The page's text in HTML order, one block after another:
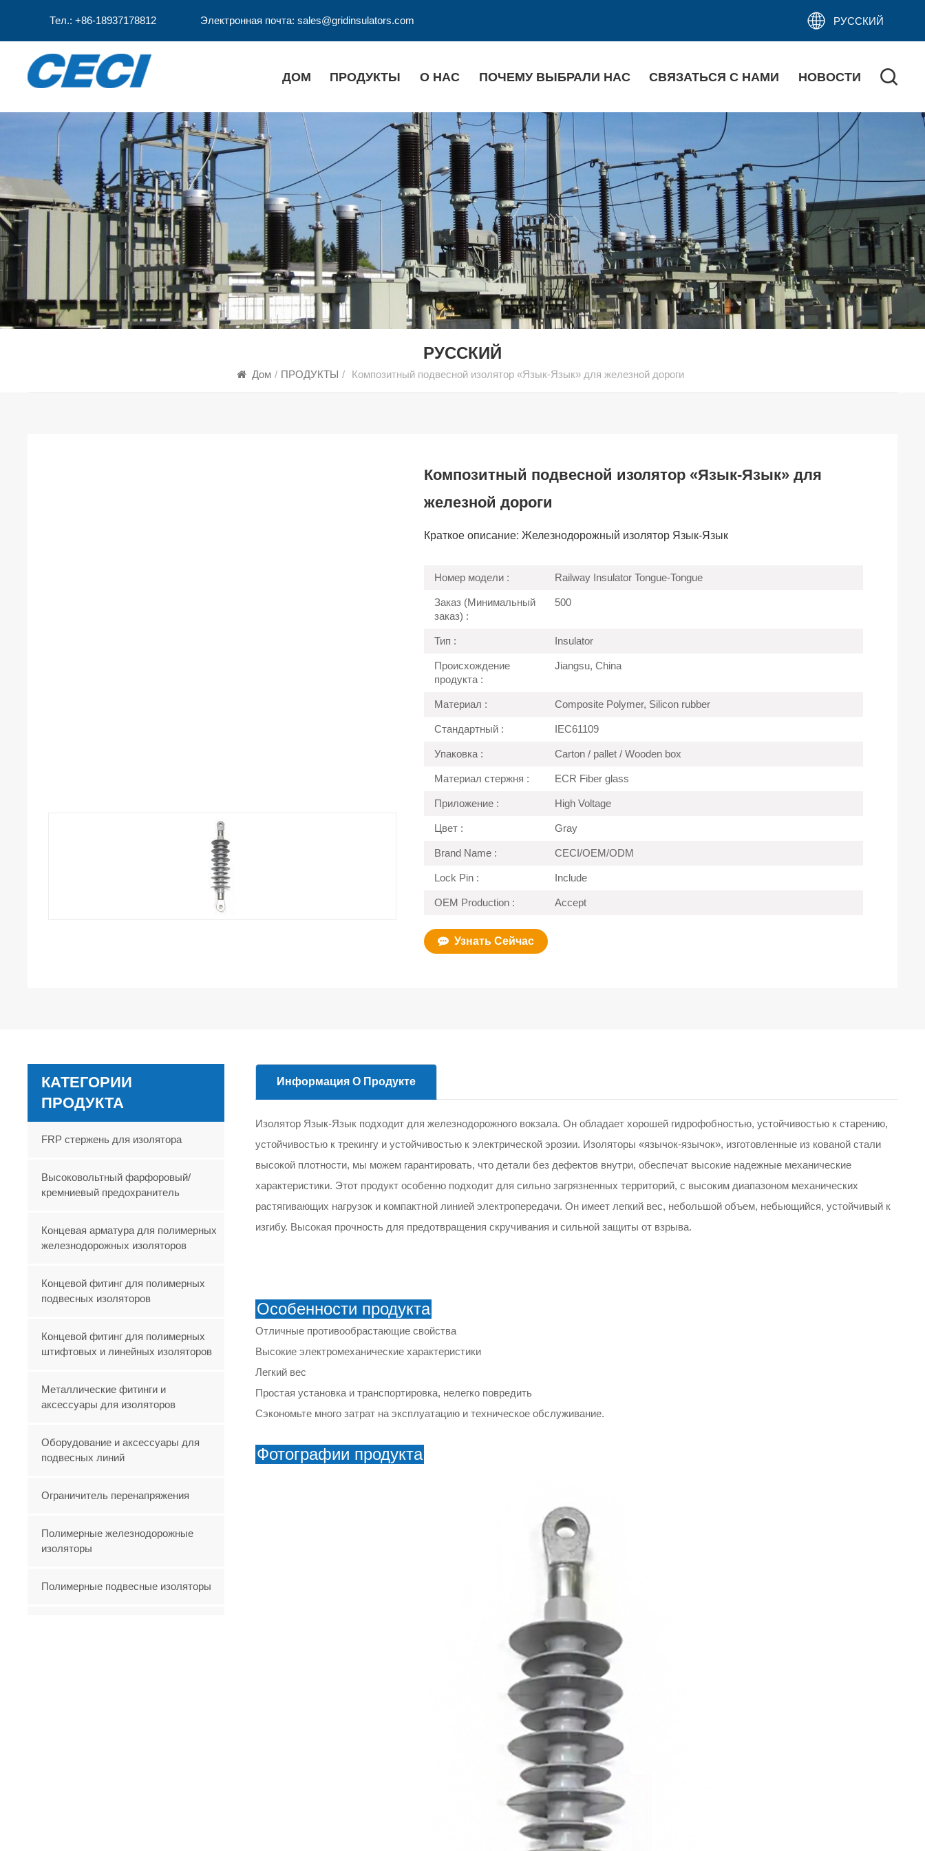
Тел.: +86-18937178812 Электронная почта: sales@gridinsulators.com РУССКИЙ
ДОМ ПРОДУКТЫ О НАС ПОЧЕМУ ВЫБРАЛИ НАС СВЯЗАТЬСЯ С НАМИ НОВОСТИ
РУССКИЙ
Дом / ПРОДУКТЫ / Композитный подвесной изолятор «Язык-Язык» для железной дороги
Композитный подвесной изолятор «Язык-Язык» для
железной дороги
Краткое описание: Железнодорожный изолятор Язык-Язык
Номер модели : Railway Insulator Tongue-Tongue
Заказ (Минимальный
заказ) :
500
Тип : Insulator
Происхождение
продукта :
Jiangsu, China
Материал : Composite Polymer, Silicon rubber
Стандартный : IEC61109
Упаковка : Carton / pallet / Wooden box
Материал стержня : ECR Fiber glass
Приложение : High Voltage
Цвет : Gray
Brand Name : CECI/OEM/ODM
Lock Pin : Include
OEM Production : Accept
Узнать Сейчас
Информация О Продукте
Изолятор Язык-Язык подходит для железнодорожного вокзала. Он обладает хорошей гидрофобностью, устойчивостью к старению,
устойчивостью к трекингу и устойчивостью к электрической эрозии. Изоляторы «язычок-язычок», изготовленные из кованой стали
высокой плотности, мы можем гарантировать, что детали без дефектов внутри, обеспечат высокие надежные механические
характеристики. Этот продукт особенно подходит для сильно загрязненных территорий, с высоким диапазоном механических
растягивающих нагрузок и компактной линией электропередачи. Он имеет легкий вес, небольшой объем, небьющийся, устойчивый к
изгибу. Высокая прочность для предотвращения скручивания и сильной защиты от взрыва.
Особенности продукта
Отличные противообрастающие свойства
Высокие электромеханические характеристики
Легкий вес
Простая установка и транспортировка, нелегко повредить
Сэкономьте много затрат на эксплуатацию и техническое обслуживание.
Фотографии продукта
КАТЕГОРИИ
ПРОДУКТА
FRP стержень для изолятора
Высоковольтный фарфоровый/
кремниевый предохранитель
Концевая арматура для полимерных
железнодорожных изоляторов
Концевой фитинг для полимерных
подвесных изоляторов
Концевой фитинг для полимерных
штифтовых и линейных изоляторов
Металлические фитинги и
аксессуары для изоляторов
Оборудование и аксессуары для
подвесных линий
Ограничитель перенапряжения
Полимерные железнодорожные
изоляторы
Полимерные подвесные изоляторы